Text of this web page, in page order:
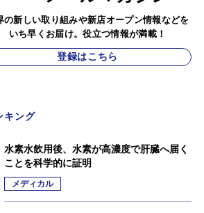
の新しい取り組みや新店オープン情報などを
いち早くお届け。役立つ情報が満載！
登録はこちら
キング
水素水飲用後、水素が高濃度で肝臓へ届く
ことを科学的に証明
メディカル